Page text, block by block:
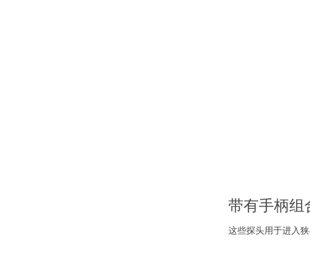
带有手柄组
这些探头用于进入